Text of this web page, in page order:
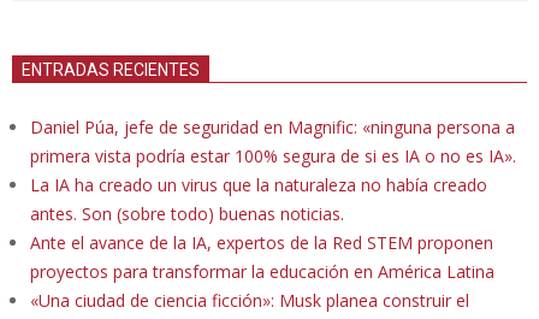
ENTRADAS RECIENTES
Daniel Púa, jefe de seguridad en Magnific: «ninguna persona a
primera vista podría estar 100% segura de si es IA o no es IA».
La IA ha creado un virus que la naturaleza no había creado
antes. Son (sobre todo) buenas noticias.
Ante el avance de la IA, expertos de la Red STEM proponen
proyectos para transformar la educación en América Latina
«Una ciudad de ciencia ficción»: Musk planea construir el